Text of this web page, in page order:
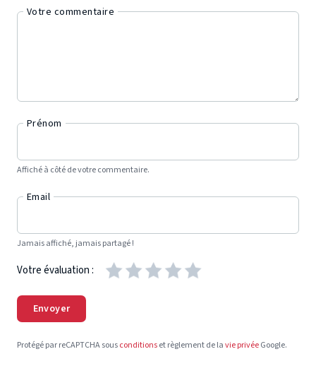
Votre commentaire
Prénom
Affiché à côté de votre commentaire.
Email
Jamais affiché, jamais partagé !
Votre évaluation :
Envoyer
Protégé par reCAPTCHA sousconditionset règlement de lavie privéeGoogle.